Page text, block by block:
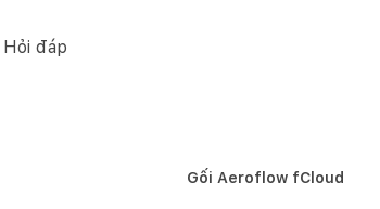
Hỏi đáp
Gối Aeroflow fCloud